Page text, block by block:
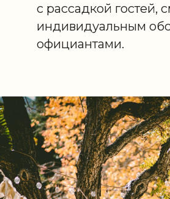
с рассадкой гостей,
индивидуальным
официантами.